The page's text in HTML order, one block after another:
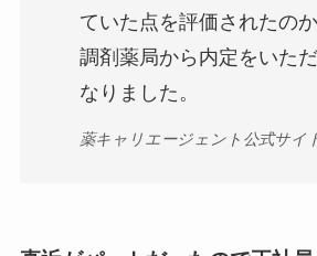
ていた点を評価されたの
調剤薬局から内定をいた
なりました。
薬キャリエージェント公式サイ